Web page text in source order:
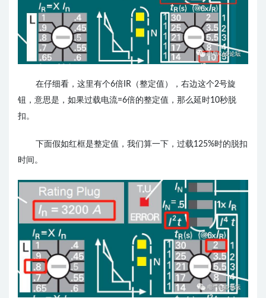
在仔细看，这里有个6倍IR（整定值），右边这个2号旋
钮，意思是，如果过载电流=6倍的整定值，那么延时10秒脱
扣。
下面假如红框是整定值，我们算一下，过载125%时的脱扣
时间。